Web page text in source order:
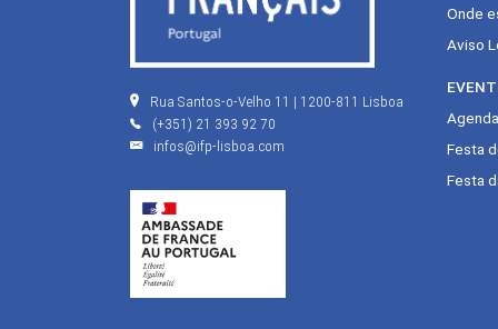
Onde
Aviso
Festa
Festa
Rua Santos-o-Velho 11 | 1200-811 Lisboa
(+351) 21 393 92 70
infos@ifp-lisboa.com